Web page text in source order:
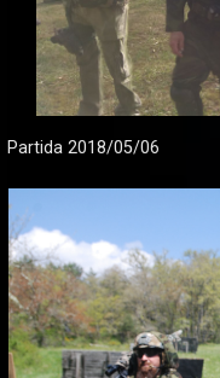
Partida 2018/05/06